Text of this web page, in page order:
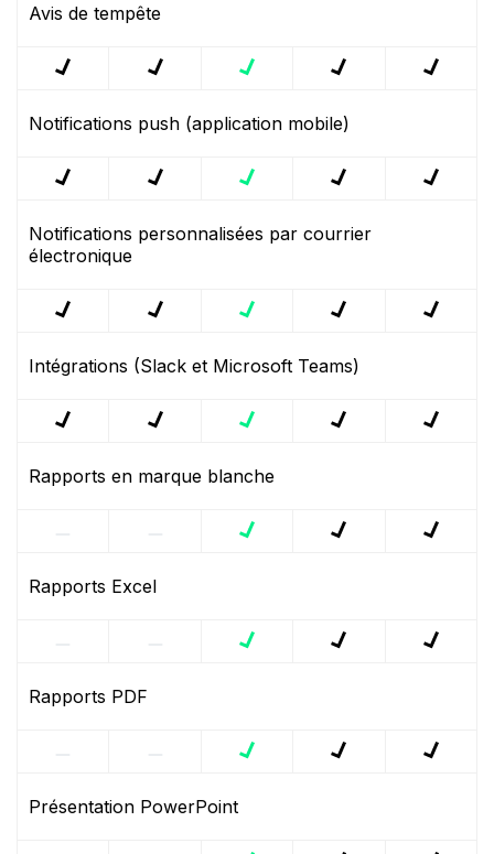
Avis de tempête
Notifications push (application mobile)
Notifications personnalisées par courrier
électronique
Intégrations (Slack et Microsoft Teams)
Rapports en marque blanche
Rapports Excel
Rapports PDF
Présentation PowerPoint